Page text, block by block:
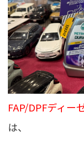
FAP/DPFディー
は、